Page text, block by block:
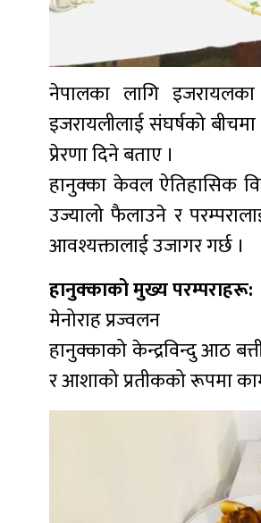
नेपालका लागि
इजरायलीलाई संघर्षको
प्रेरणा दिने बताए ।
हानुक्का केवल ऐतिहासिक
उज्यालो फैलाउने र
आवश्यक्तालाई उजागर गर्छ ।
हानुक्काको मुख्य परम्पराहरू:
मेनोराह प्रज्वलन
हानुक्काको केन्द्रविन्दु आठ
र आशाको प्रतीकको रूपमा